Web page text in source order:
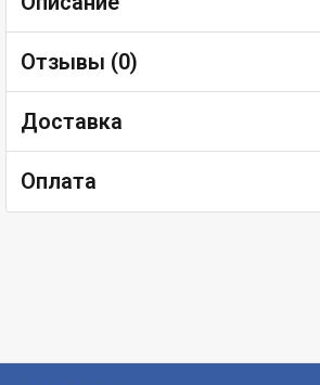
Отзывы (0)
Доставка
Оплата